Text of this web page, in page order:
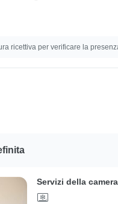
ricettiva per verificare la
Servizi della camera